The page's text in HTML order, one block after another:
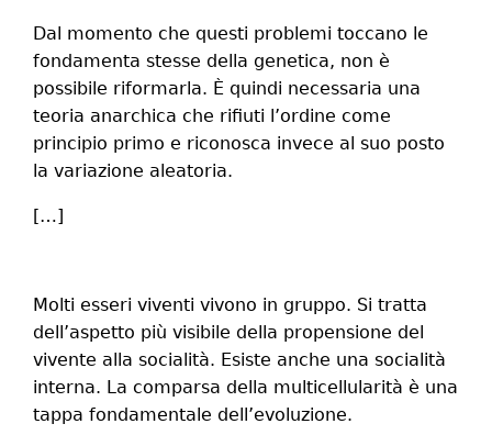
Dal momento che questi problemi toccano le
fondamenta stesse della genetica, non è
possibile riformarla. È quindi necessaria una
teoria anarchica che rifiuti l’ordine come
principio primo e riconosca invece al suo posto
la variazione aleatoria.
[…]
Molti esseri viventi vivono in gruppo. Si tratta
dell’aspetto più visibile della propensione del
vivente alla socialità. Esiste anche una socialità
interna. La comparsa della multicellularità è una
tappa fondamentale dell’evoluzione.